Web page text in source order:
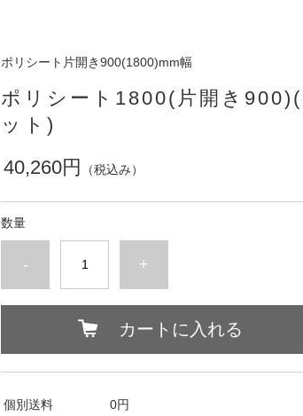
ポリシート片開き900(1800)mm幅
ポリシート1800(片開き
ット)
40,260円
（税込み）
数量
- +
カートに入れる
個別送料
0円